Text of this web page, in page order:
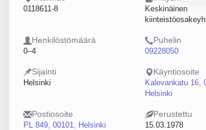
0118611-8
Keskinäinen
Henkilöstömäärä
0–4
Puhelin
09228050
Sijainti
Helsinki
Käyntiosoite
Kalevankatu 16,
Helsinki
Postiosoite
PL 849, 00101, Helsinki
Perustettu
15.03.1978